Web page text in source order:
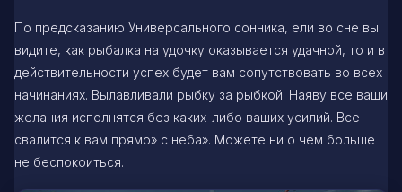
По предсказанию Универсального сонника, ели во сне вы
видите, как рыбалка на удочку оказывается удачной, то и в
действительности успех будет вам сопутствовать во всех
начинаниях. Вылавливали рыбку за рыбкой. Наяву все ваши
желания исполнятся без каких-либо ваших усилий. Все
свалится к вам прямо» с неба». Можете ни о чем больше
не беспокоиться.